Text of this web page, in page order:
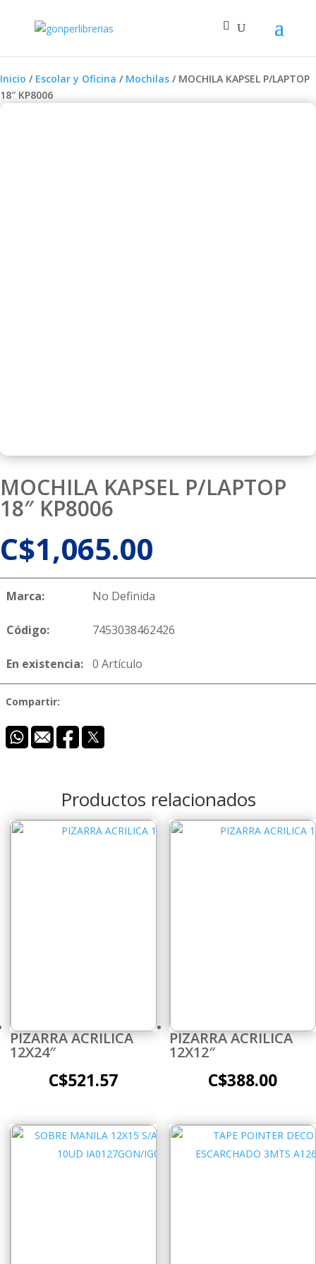
Inicio / Escolar y Oficina / Mochilas / MOCHILA KAPSEL P/LAPTOP
18″ KP8006
MOCHILA KAPSEL P/LAPTOP
18″ KP8006
C$1,065.00
Marca: No Definida
Código: 7453038462426
En existencia: 0 Artículo
Compartir:
Productos relacionados
PIZARRA ACRILICA
12X24″
C$521.57
PIZARRA ACRILICA
12X12″
C$388.00